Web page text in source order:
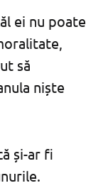
ei nu poate
să
niște
și-ar fi